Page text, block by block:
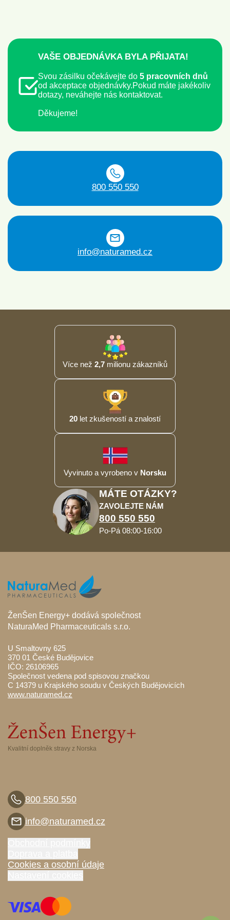
VAŠE OBJEDNÁVKA BYLA PŘIJATA!
Svou zásilku očekávejte do 5 pracovních dnů
od akceptace objednávky.Pokud máte jakékoliv
dotazy, neváhejte nás kontaktovat.
Děkujeme!
800 550 550
info@naturamed.cz
Více než 2,7 milionu zákazníků
20 let zkušeností a znalostí
Vyvinuto a vyrobeno v Norsku
MÁTE OTÁZKY?
ZAVOLEJTE NÁM
800 550 550
Po-Pá 08:00-16:00
ŽenŠen Energy+ dodává společnost
NaturaMed Pharmaceuticals s.r.o.
U Smaltovny 625
370 01 České Budějovice
IČO: 26106965
Společnost vedena pod spisovou značkou
C 14379 u Krajského soudu v Českých Budějovicích
www.naturamed.cz
Kvalitní doplněk stravy z Norska
800 550 550
info@naturamed.cz
Cookies a osobní údaje